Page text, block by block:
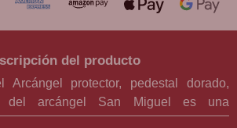
del producto
Arcángel protector, pedestal dorado,
del arcángel San Miguel es una
de la lucha entre el bien y el mal. En